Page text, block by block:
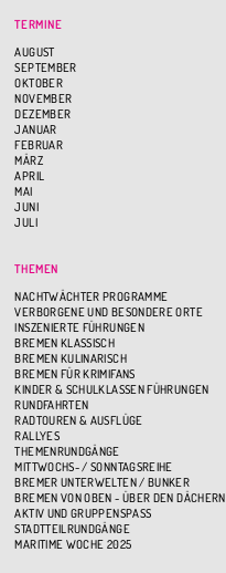
TERMINE
AUGUST
SEPTEMBER
OKTOBER
NOVEMBER
DEZEMBER
JANUAR
FEBRUAR
MÄRZ
APRIL
MAI
JUNI
JULI
THEMEN
NACHTWÄCHTER PROGRAMME
VERBORGENE UND BESONDERE ORTE
INSZENIERTE FÜHRUNGEN
BREMEN KLASSISCH
BREMEN KULINARISCH
BREMEN FÜR KRIMIFANS
KINDER & SCHULKLASSEN FÜHRUNGEN
RUNDFAHRTEN
RADTOUREN & AUSFLÜGE
RALLYES
THEMENRUNDGÄNGE
MITTWOCHS- / SONNTAGSREIHE
BREMER UNTERWELTEN / BUNKER
BREMEN VON OBEN - ÜBER DEN DÄCHERN
AKTIV UND GRUPPENSPASS
STADTTEILRUNDGÄNGE
MARITIME WOCHE 2025